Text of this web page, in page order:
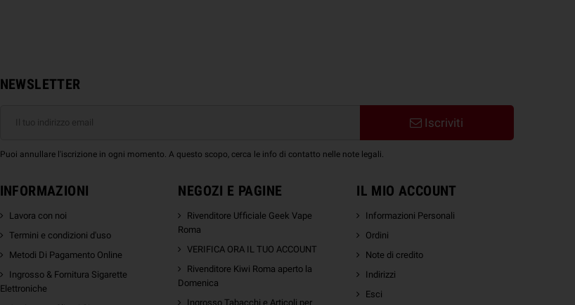
NEWSLETTER
Iscriviti
Puoi annullare l'iscrizione in ogni momento. A questo scopo, cerca le info di contatto nelle note legali.
INFORMAZIONI
Lavora con noi
Termini e condizioni d'uso
Metodi Di Pagamento Online
Ingrosso & Fornitura Sigarette
Elettroniche
NEGOZI E PAGINE
Rivenditore Ufficiale Geek Vape
Roma
VERIFICA ORA IL TUO ACCOUNT
Rivenditore Kiwi Roma aperto la
Domenica
Ingrosso Tabacchi e Articoli per
IL MIO ACCOUNT
Informazioni Personali
Ordini
Note di credito
Indirizzi
Esci